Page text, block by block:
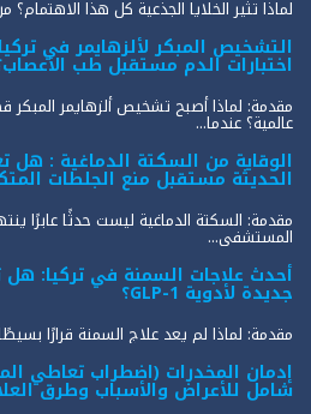
لماذا تثير الخلايا الجذعية كل هذا الاهتمام؟
التشخيص المبكر لألزهايمر في
اختبارات الدم مستقبل طب
مقدمة: لماذا أصبح تشخيص ألزهايمر المبكر
عالمية؟ عندما...
الوقاية من السكتة الدماغية : هل
الحديثة مستقبل منع الجلطات
مقدمة: السكتة الدماغية ليست حدثًا عابرًا
المستشفى...
أحدث علاجات السمنة في تركيا: هل
جديدة لأدوية GLP-1؟
مقدمة: لماذا لم يعد علاج السمنة قرارًا
إدمان المخدرات (اضطراب تعاطي
شامل للأعراض والأسباب وطرق